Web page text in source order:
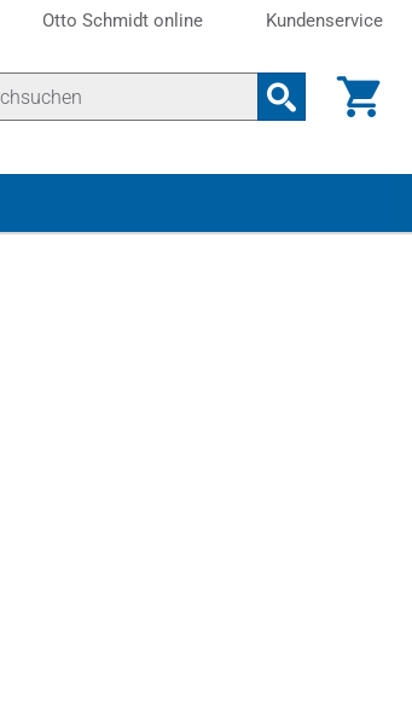
Otto Schmidt online Kundenservice